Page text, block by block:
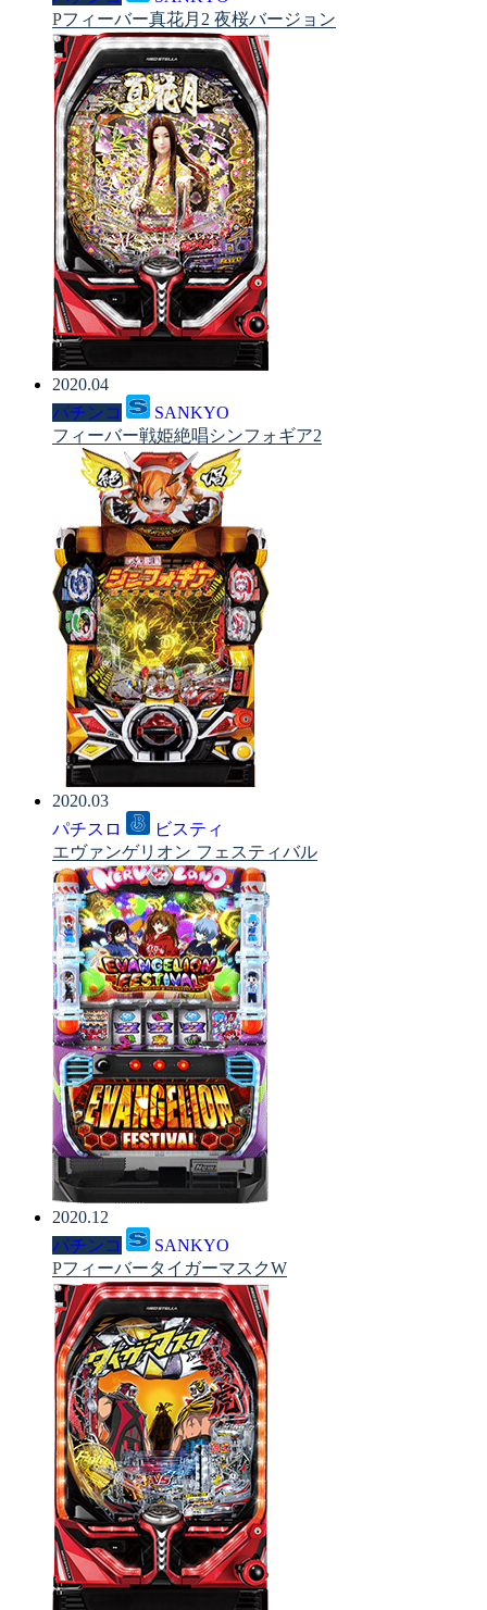
Pフィーバー真花月2 夜桜バージョン
2020.04
パチンコ
SANKYO
フィーバー戦姫絶唱シンフォギア2
2020.03
パチスロ
ビスティ
エヴァンゲリオン フェスティバル
2020.12
パチンコ
SANKYO
PフィーバータイガーマスクW